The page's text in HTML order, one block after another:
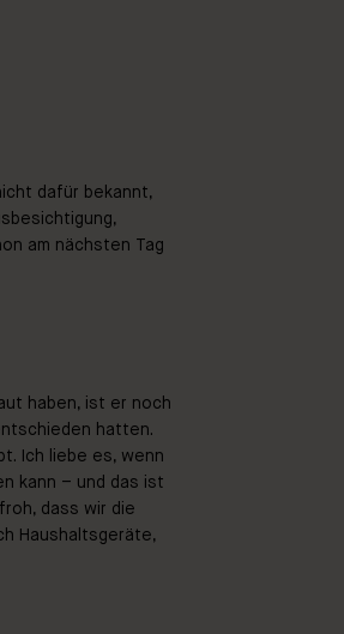
dafür bekannt,
am nächsten Tag
haben, ist er noch
hatten.
Ich liebe es, wenn
kann – und das ist
dass wir die
Haushaltsgeräte,